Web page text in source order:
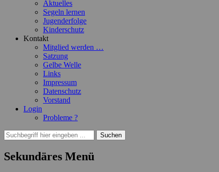
Aktuelles
Segeln lernen
Jugenderfolge
Kinderschutz
Kontakt
Mitglied werden …
Satzung
Gelbe Welle
Links
Impressum
Datenschutz
Vorstand
Login
Probleme ?
Suchen
Suchen
nach:
Sekundäres Menü